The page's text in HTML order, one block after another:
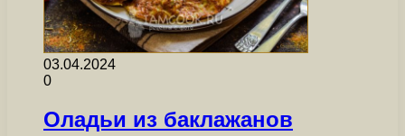
03.04.2024
0
Оладьи из баклажанов